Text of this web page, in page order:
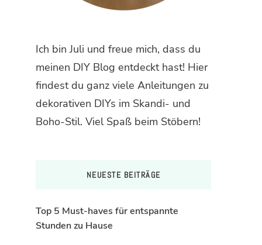
Ich bin Juli und freue mich, dass du
meinen DIY Blog entdeckt hast! Hier
findest du ganz viele Anleitungen zu
dekorativen DIYs im Skandi- und
Boho-Stil. Viel Spaß beim Stöbern!
NEUESTE BEITRÄGE
Top 5 Must-haves für entspannte
Stunden zu Hause